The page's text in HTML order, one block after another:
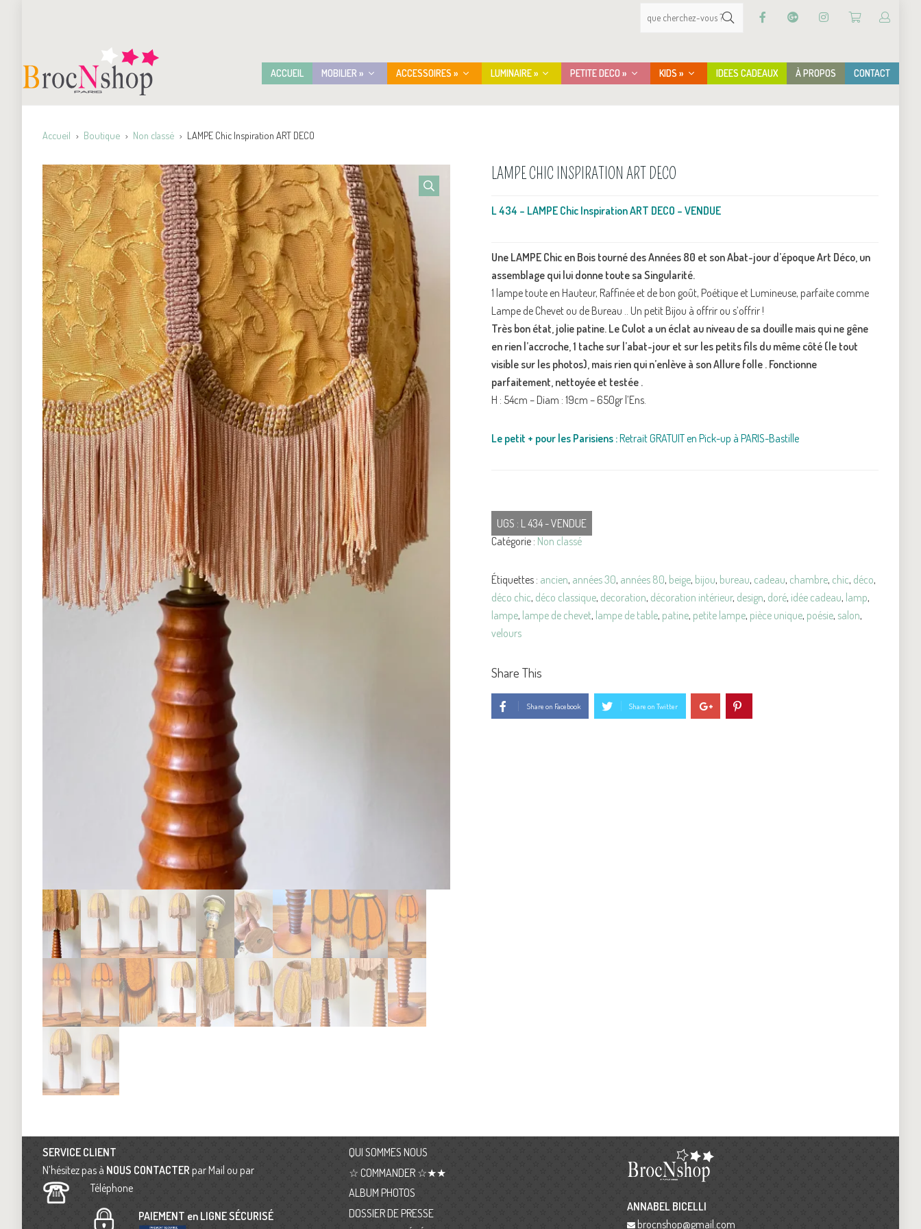
ACCUEIL MOBILIER » ACCESSOIRES » LUMINAIRE » PETITE DECO » KIDS » IDEES CADEAUX À PROPOS CONTACT
Accueil Boutique Non classé LAMPE Chic Inspiration ART DECO
LAMPE CHIC INSPIRATION ART DECO
L 434 – LAMPE Chic Inspiration ART DECO – VENDUE
Une LAMPE Chic en Bois tourné des Années 80 et son Abat-jour d’époque Art Déco, un
assemblage qui lui donne toute sa Singularité.
1 lampe toute en Hauteur, Raffinée et de bon goût, Poétique et Lumineuse, parfaite comme
Lampe de Chevet ou de Bureau .. Un petit Bijou à offrir ou s’offrir !
Très bon état, jolie patine. Le Culot a un éclat au niveau de sa douille mais qui ne gêne
en rien l’accroche, 1 tache sur l’abat-jour et sur les petits fils du même côté (le tout
visible sur les photos), mais rien qui n’enlève à son Allure folle . Fonctionne
parfaitement, nettoyée et testée .
H : 54cm – Diam : 19cm – 650gr l’Ens.
Le petit + pour les Parisiens :Retrait GRATUIT en Pick-up à PARIS-Bastille
UGS : L 434 - VENDUE
Catégorie : Non classé
Étiquettes : ancien, années 30, années 80, beige, bijou, bureau, cadeau, chambre, chic, déco,
déco chic, déco classique, decoration, décoration intérieur, design, doré, idée cadeau, lamp,
lampe, lampe de chevet, lampe de table, patine, petite lampe, pièce unique, poésie, salon,
velours
Share This
Share on Facebook Share on Twitter
SERVICE CLIENT
N’hésitez pas à NOUS CONTACTER par Mail ou par
Téléphone
PAIEMENT en LIGNE SÉCURISÉ
QUI SOMMES NOUS
☆ COMMANDER ☆★★
ALBUM PHOTOS
DOSSIER DE PRESSE
ANNABEL BICELLI
brocnshop@gmail.com